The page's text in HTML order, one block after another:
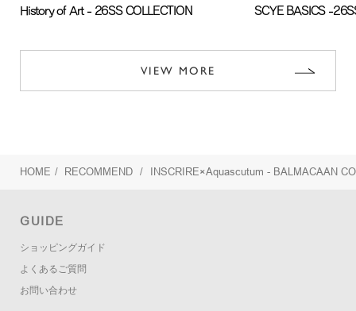
History of Art - 26SS COLLECTION SCYE BASICS -
VIEW MORE
HOME / RECOMMEND / INSCRIRE×Aquascutum - BALMACAAN
GUIDE
ショッピングガイド
よくあるご質問
お問い合わせ